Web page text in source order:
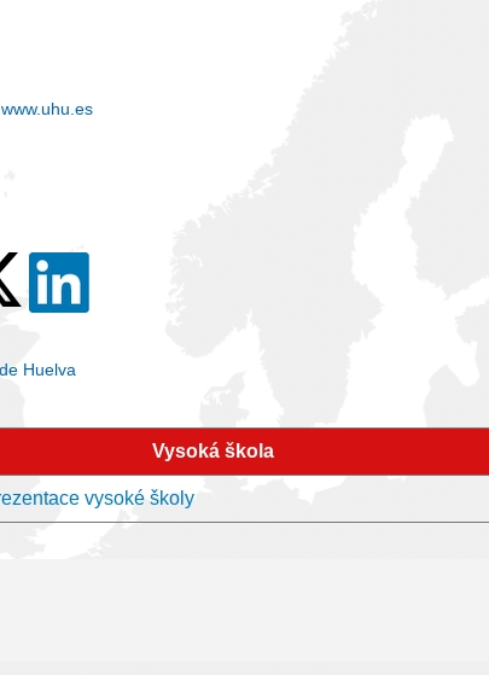
www.uhu.es
Huelva
Vysoká škola
vysoké školy